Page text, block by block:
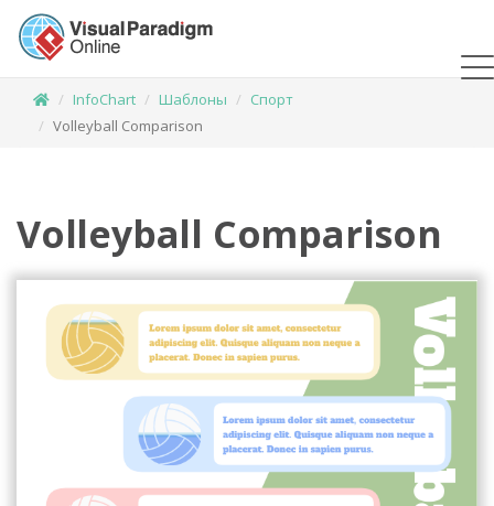
InfoChart Шаблоны
Спорт
Volleyball Comparison
Volleyball Comparison